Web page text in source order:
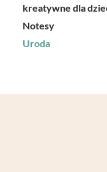
kreatywne dla
Notesy
Uroda